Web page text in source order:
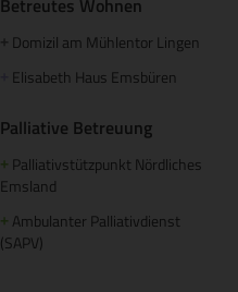
Betreutes Wohnen
Domizil am Mühlentor Lingen
Elisabeth Haus Emsbüren
Palliative Betreuung
+ Palliativstützpunkt Nördliches
Emsland
+ Ambulanter Palliativdienst
(SAPV)